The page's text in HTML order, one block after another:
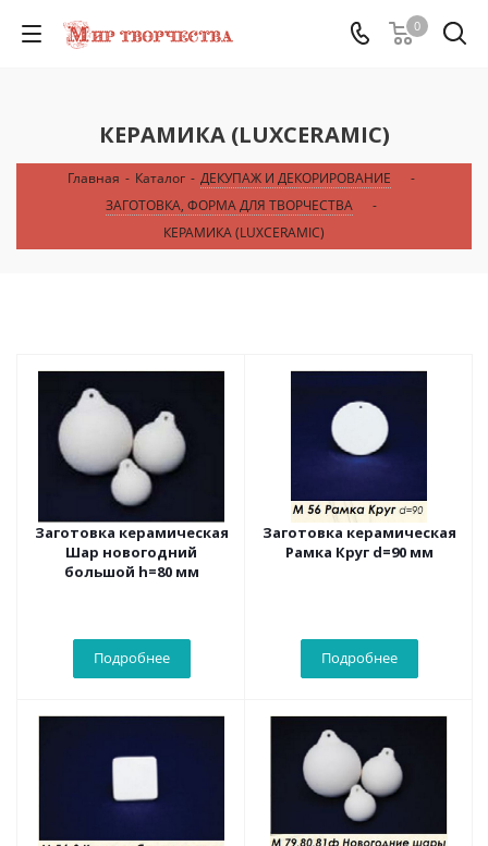
0
КЕРАМИКА (LUXCERAMIC)
Главная - Каталог - ДЕКУПАЖ И ДЕКОРИРОВАНИЕ
-
ЗАГОТОВКА, ФОРМА ДЛЯ ТВОРЧЕСТВА
-
КЕРАМИКА (LUXCERAMIC)
Заготовка керамическая
Шар новогодний
большой h=80 мм
Подробнее
Заготовка керамическая
Рамка Круг d=90 мм
Подробнее